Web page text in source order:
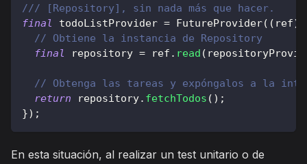
/// [Repository], sin nada más que hacer.
final
todoListProvider = FutureProvider( ( ref)
// Obtiene la instancia de Repository
final
repository = ref . read (
// Obtenga las tareas y expóngalos a la
return repository. fetchTodos ( ) ;
}) ;
En esta situación, al realizar un test unitario o de